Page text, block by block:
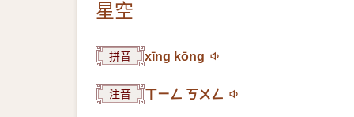
星空
拼音 xīng kōng
注音 ㄒㄧㄥ ㄎㄨㄥ